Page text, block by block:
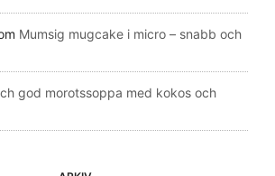
Mumsig mugcake i micro – snabb och
god morotssoppa med kokos och